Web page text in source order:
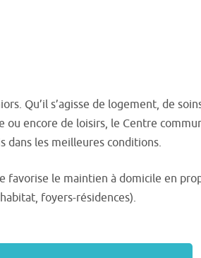
Qu’il s’agisse de logement, de
encore de loisirs, le Centre
dans les meilleures conditions.
favorise le maintien à domicile en
foyers-résidences).